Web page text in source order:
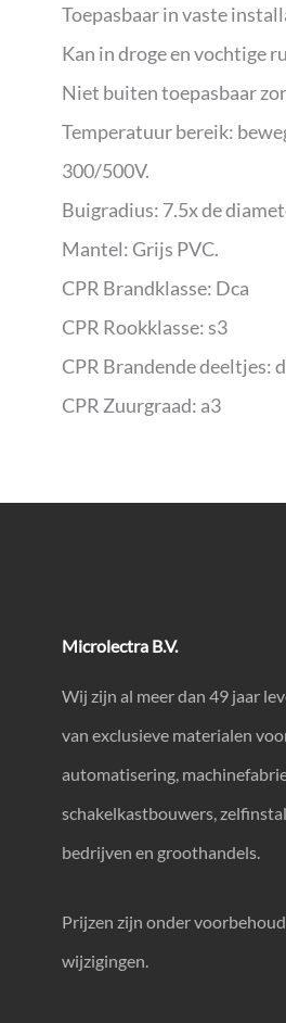
Toepasbaar in vaste
Kan in droge en vochtige
Niet buiten toepasbaar
Temperatuur bereik:
300/500V.
Buigradius: 7.5x de
Mantel: Grijs PVC.
CPR Brandklasse: Dca
CPR Rookklasse: s3
CPR Brandende deeltjes:
CPR Zuurgraad: a3
Microlectra B.V.
Wij zijn al meer dan 49 jaar
van exclusieve materialen
automatisering,
schakelkastbouwers,
bedrijven en groothandels.
Prijzen zijn onder
wijzigingen.